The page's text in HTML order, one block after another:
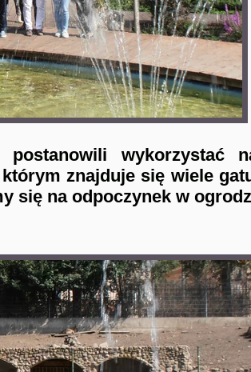
wykorzystać
znajduje się wiele
się na odpoczynek w